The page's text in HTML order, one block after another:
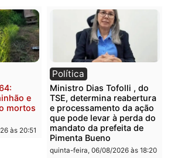
Publicidade
vai querer ler...